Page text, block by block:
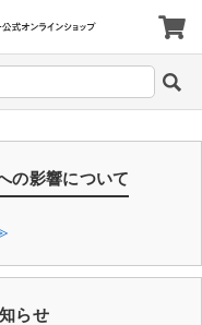
の影響について
らせ